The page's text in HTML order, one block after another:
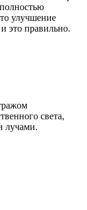
улучшение
это правильно.
света,
лучами.